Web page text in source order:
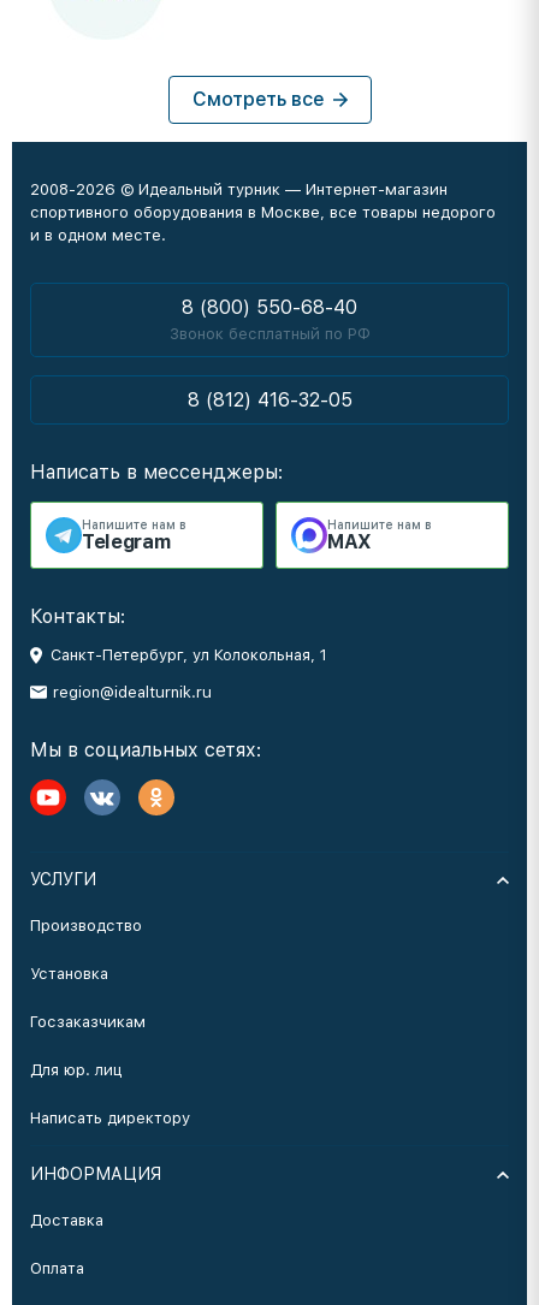
Смотреть все
2008-2026 © Идеальный турник — Интернет-магазин
спортивного оборудования в Москве, все товары недорого
и в одном месте.
8 (800) 550-68-40
Звонок бесплатный по РФ
8 (812) 416-32-05
Написать в мессенджеры:
Напишите нам в
Telegram
Напишите нам в
MAX
Контакты:
Санкт-Петербург, ул Колокольная, 1
region@idealturnik.ru
Мы в социальных сетях:
УСЛУГИ
Производство
Установка
Госзаказчикам
Для юр. лиц
Написать директору
ИНФОРМАЦИЯ
Доставка
Оплата